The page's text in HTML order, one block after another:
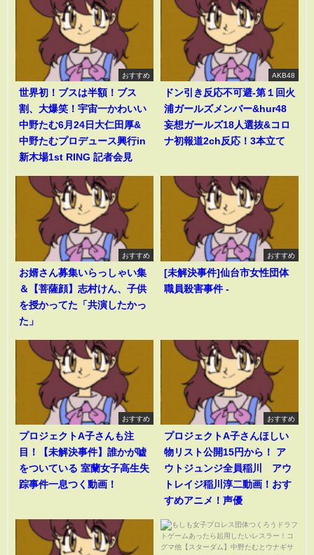
おすすめ
世界初！ブスは半額！ブス
割、大爆笑！宇宙一かわいい
中野たむ6月24日大仁田厚&
中野たむプロデュース興行in
新木場1st RING 記者会見
AKB48
ドン引き反応不可避-第１回火
浦ガールズメンバー&hur48
妄想ガールズ18人選抜&コロ
ナ初報道2ch反応！3本立て
おすすめ
お婿さん募集いらっしゃい集
＆【菩薩顔】志村けん、子供
を授かってた「共演したかっ
た」
おすすめ
[未解決事件]仙台市女性団体
職員殺害事件 -
おすすめ
プロジェクトA子さんも注
目！【未解決事件】誰かが嘘
をついている 室蘭女子高生失
踪事件一息つく動画！
おすすめ
プロジェクトA子さんほしい
物リスト公開15円から！ ア
ウトジュンジ全員稲川 アウ
トレイジ稲川淳二動画！おす
すめアニメ！声優